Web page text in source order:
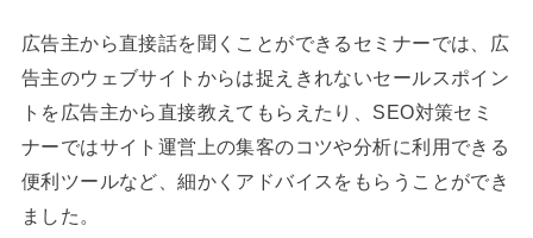
広告主から直接話を聞くことができるセミナーでは、広
告主のウェブサイトからは捉えきれないセールスポイン
トを広告主から直接教えてもらえたり、SEO対策セミ
ナーではサイト運営上の集客のコツや分析に利用できる
便利ツールなど、細かくアドバイスをもらうことができ
ました。